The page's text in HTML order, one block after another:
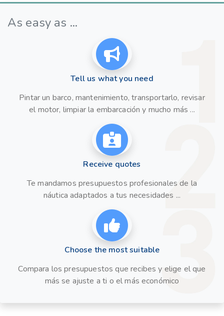
As easy as ...
Tell us what you need
Pintar un barco, mantenimiento, transportarlo, revisar
el motor, limpiar la embarcación y mucho más ...
Receive quotes
Te mandamos presupuestos profesionales de la
náutica adaptados a tus necesidades ...
Choose the most suitable
Compara los presupuestos que recibes y elige el que
más se ajuste a ti o el más económico